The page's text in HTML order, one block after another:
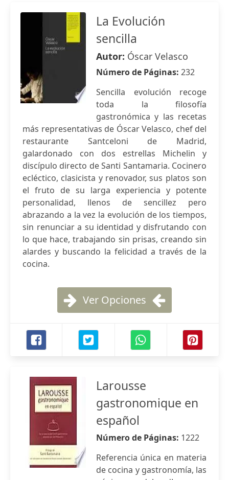
La Evolución
sencilla
Autor: Óscar Velasco
Número de Páginas: 232
Sencilla evolución recoge
toda la filosofía
gastronómica y las recetas
más representativas de Óscar Velasco, chef del
restaurante Santceloni de Madrid,
galardonado con dos estrellas Michelin y
discípulo directo de Santi Santamaria. Cocinero
ecléctico, clasicista y renovador, sus platos son
el fruto de su larga experiencia y potente
personalidad, llenos de sencillez pero
abrazando a la vez la evolución de los tiempos,
sin renunciar a su identidad y disfrutando con
lo que hace, trabajando sin prisas, creando sin
alardes y buscando la felicidad a través de la
cocina.
Ver Opciones
Larousse
gastronomique en
español
Número de Páginas: 1222
Referencia única en materia
de cocina y gastronomía, las